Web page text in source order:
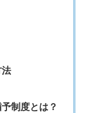
法
制度とは？